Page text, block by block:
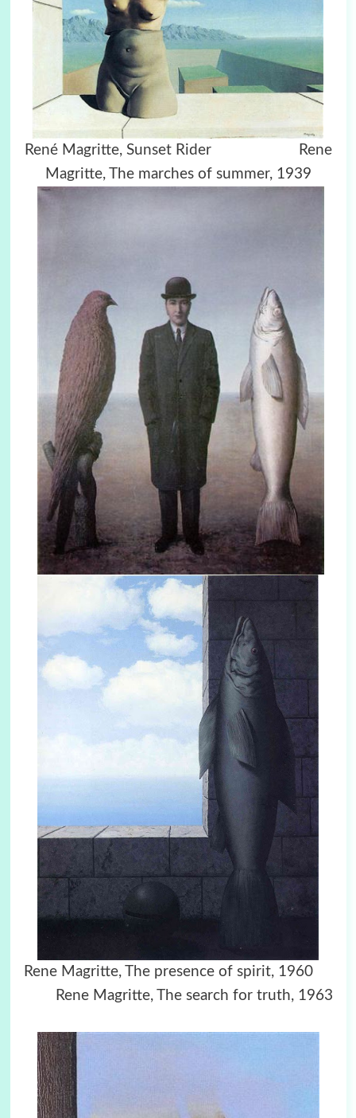
René Magritte, Sunset Rider Rene
Magritte, The marches of summer, 1939
Rene Magritte, The presence of spirit, 1960
Rene Magritte, The search for truth, 1963